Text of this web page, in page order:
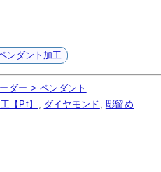
ンダント加工
ダー > ペンダント
【Pt】 ダイヤモンド 彫留め